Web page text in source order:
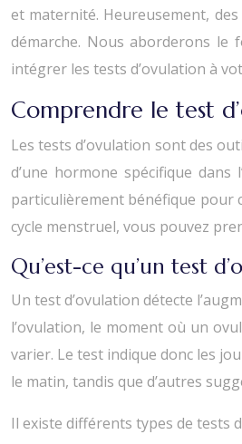
et maternité. Heureusement,
démarche. Nous aborderons le
intégrer les tests d’ovulation à
Comprendre le test
Les tests d’ovulation sont des
d’une hormone spécifique
particulièrement bénéfique pour
cycle menstruel, vous pouvez
Qu’est-ce qu’un test
Un test d’ovulation détecte
l’ovulation, le moment où un
varier. Le test indique donc les
le matin, tandis que d’autres
Il existe différents types de tests